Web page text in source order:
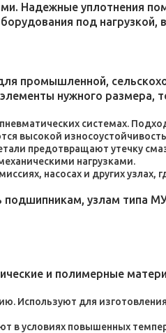
Надежные уплотнения
под
промышленной,
нужного размера,
системах.
высокой
предотвращают утечку
нагрузками.
насосах и других узлах,
узлам типа
и полимерные
Используют для
условиях повышенных